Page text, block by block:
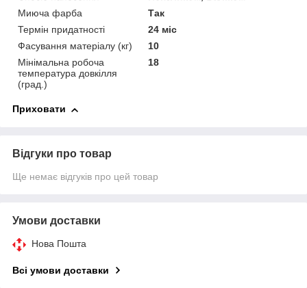
Миюча фарба
Так
Термін придатності
24 міс
Фасування матеріалу (кг)
10
Мінімальна робоча
температура довкілля
(град.)
18
Приховати
Відгуки про товар
Ще немає відгуків про цей товар
Умови доставки
Нова Пошта
Всі умови доставки